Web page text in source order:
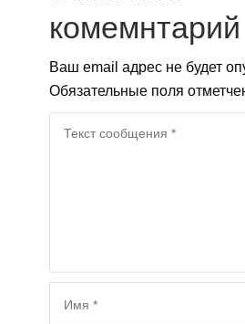
комемнтарий
Ваш email адрес не будет
Обязательные поля